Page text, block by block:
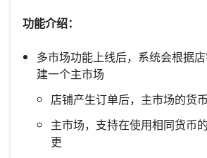
功能介绍：
多市场功能上线后，系统会根据
建一个主市场
店铺产生订单后，主市场的货
主市场，支持在使用相同货币
更